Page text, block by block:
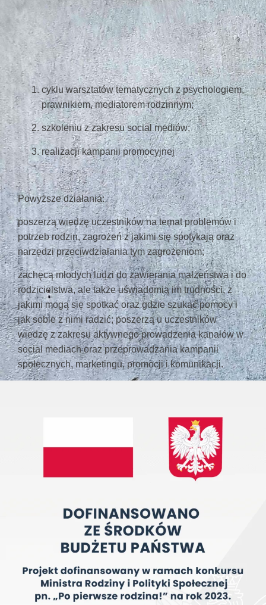
cyklu warsztatów tematycznych z psychologiem,
prawnikiem, mediatorem rodzinnym;
szkoleniu z zakresu social mediów;
realizacji kampanii promocyjnej
Powyższe działania:
poszerzą wiedzę uczestników na temat problemów i
potrzeb rodzin, zagrożeń z jakimi się spotykają oraz
narzędzi przeciwdziałania tym zagrożeniom;
zachęcą młodych ludzi do zawierania małżeństwa i do
rodzicielstwa, ale także uświadomią im trudności, z
jakimi mogą się spotkać oraz gdzie szukać pomocy i
jak sobie z nimi radzić; poszerzą u uczestników
wiedzę z zakresu aktywnego prowadzenia kanałów w
social mediach oraz przeprowadzania kampanii
społecznych, marketingu, promocji i komunikacji.